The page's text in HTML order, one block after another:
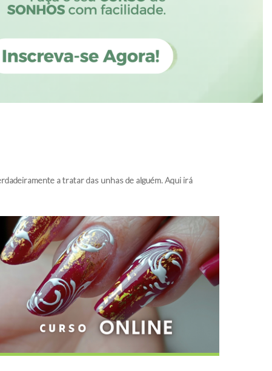
a tratar das unhas de alguém. Aqui irá